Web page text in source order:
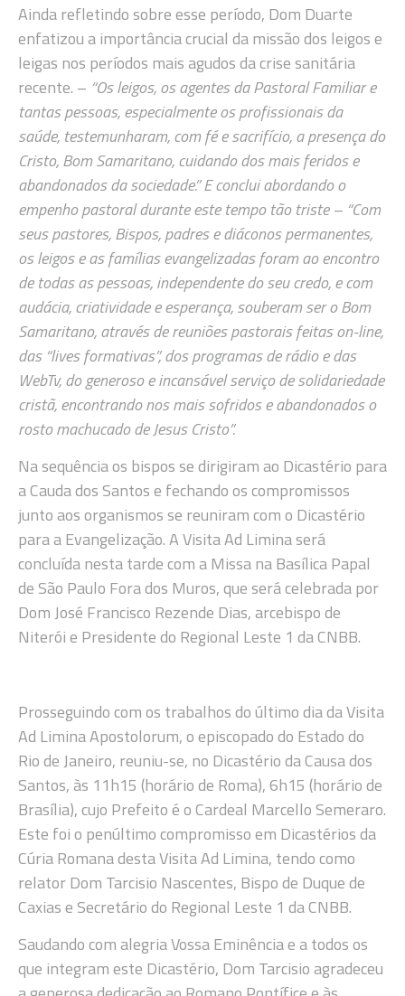
Ainda refletindo sobre esse período, Dom Duarte
enfatizou a importância crucial da missão dos leigos e
leigas nos períodos mais agudos da crise sanitária
recente. – “Os leigos, os agentes da Pastoral Familiar e
tantas pessoas, especialmente os profissionais da
saúde, testemunharam, com fé e sacrifício, a presença do
Cristo, Bom Samaritano, cuidando dos mais feridos e
abandonados da sociedade.” E conclui abordando o
empenho pastoral durante este tempo tão triste – “Com
seus pastores, Bispos, padres e diáconos permanentes,
os leigos e as famílias evangelizadas foram ao encontro
de todas as pessoas, independente do seu credo, e com
audácia, criatividade e esperança, souberam ser o Bom
Samaritano, através de reuniões pastorais feitas on-line,
das “lives formativas”, dos programas de rádio e das
WebTv, do generoso e incansável serviço de solidariedade
cristã, encontrando nos mais sofridos e abandonados o
rosto machucado de Jesus Cristo”.
Na sequência os bispos se dirigiram ao Dicastério para
a Cauda dos Santos e fechando os compromissos
junto aos organismos se reuniram com o Dicastério
para a Evangelização. A Visita Ad Limina será
concluída nesta tarde com a Missa na Basílica Papal
de São Paulo Fora dos Muros, que será celebrada por
Dom José Francisco Rezende Dias, arcebispo de
Niterói e Presidente do Regional Leste 1 da CNBB.
Prosseguindo com os trabalhos do último dia da Visita
Ad Limina Apostolorum, o episcopado do Estado do
Rio de Janeiro, reuniu-se, no Dicastério da Causa dos
Santos, às 11h15 (horário de Roma), 6h15 (horário de
Brasília), cujo Prefeito é o Cardeal Marcello Semeraro.
Este foi o penúltimo compromisso em Dicastérios da
Cúria Romana desta Visita Ad Limina, tendo como
relator Dom Tarcisio Nascentes, Bispo de Duque de
Caxias e Secretário do Regional Leste 1 da CNBB.
Saudando com alegria Vossa Eminência e a todos os
que integram este Dicastério, Dom Tarcisio agradeceu